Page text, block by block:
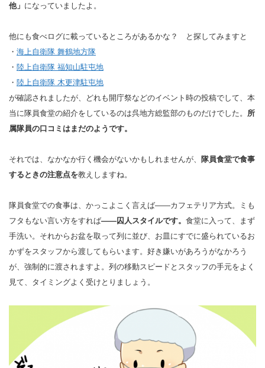
他」 になっていましたよ。
他にも食べログに載っているところがあるかな？ と探してみますと
・ 海上自衛隊 舞鶴地方隊
・ 陸上自衛隊 福知山駐屯地
・ 陸上自衛隊 木更津駐屯地
が確認されましたが、どれも開庁祭などのイベント時の投稿でして、本
当に隊員食堂の紹介をしているのは呉地方総監部のものだけでした。 所
属隊員の口コミはまだのようです。
それでは、なかなか行く機会がないかもしれませんが、
隊員食堂で食事
するときの注意点を教えしますね。
隊員食堂での食事は、かっこよこく言えば――カフェテリア方式。ミも
フタもない言い方をすれば――囚人スタイルです。 食堂に入って、まず
手洗い。それからお盆を取って列に並び、お皿にすでに盛られているお
かずをスタッフから渡してもらいます。好き嫌いがあろうがなかろう
が、強制的に渡されますよ。列の移動スピードとスタッフの手元をよく
見て、タイミングよく受けとりましょう。